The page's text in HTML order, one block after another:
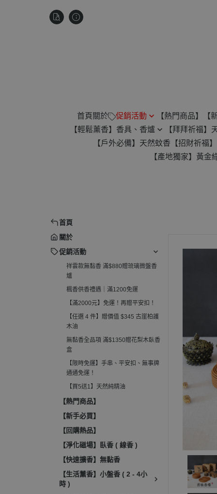
首頁 關於 促銷活動
盤香爐
臥香盒
【限時免運】手串、平安扣、無
【熱門商品】
【
【輕鬆薰香】香具、香爐
淨香粉爐
收納罐、分裝管
【拜拜祈福】
【戶外必備】天然蚊香 【招財祈福
【產地獨家】黃金
首頁
關於
促銷活動
祥雲款無黏香 滿$880贈琉璃微盤香
爐
楓香供香禮遇｜滿1200免運
【滿2000元】免運！再贈平安扣！
【任選 4 件】贈價值 $345 古崖柏護
木油
無黏香全品項 滿$1350贈花梨木臥香
盒
【限時免運】手串、平安扣、無事牌
通通免運！
【買5送1】天然純精油
【熱門商品】
【新手必買】
【回購熱品】
【淨化磁場】臥香 ( 線香 )
【快速擴香】無黏香
【生活薰香】小盤香 ( 2 - 4小
時 )